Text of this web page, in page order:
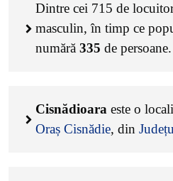
Dintre cei 715 de
masculin, în timp ce
numără 335 de persoane.
Cisnădioara este o
Oraș Cisnădie, din